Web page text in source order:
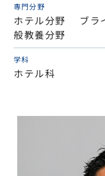
専門分野
ホテル分野 ブ
般教養分野
学科
ホテル科